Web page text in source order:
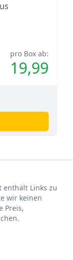
pro Box ab:
19,99
enthält Links zu
wir keinen
Preis,